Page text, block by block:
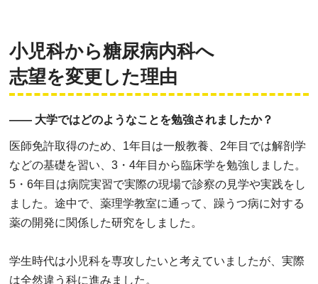
小児科から糖尿病内科へ
志望を変更した理由
―― 大学ではどのようなことを勉強されましたか？
医師免許取得のため、1年目は一般教養、2年目では解剖学
などの基礎を習い、3・4年目から臨床学を勉強しました。
5・6年目は病院実習で実際の現場で診察の見学や実践をし
ました。途中で、薬理学教室に通って、躁うつ病に対する
薬の開発に関係した研究をしました。
学生時代は小児科を専攻したいと考えていましたが、実際
は全然違う科に進みました。